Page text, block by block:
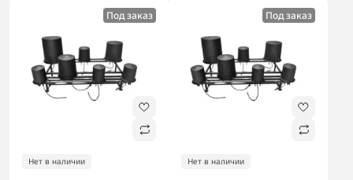
Под заказ
Нет в наличии
Под заказ
Нет в наличии